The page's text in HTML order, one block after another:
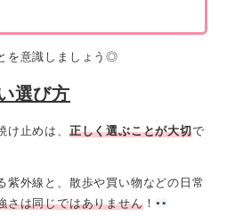
を意識しましょう◎
選び方
止めは、 正しく選ぶことが大切で
紫外線と、散歩や買い物などの日常
さは同じではありません！